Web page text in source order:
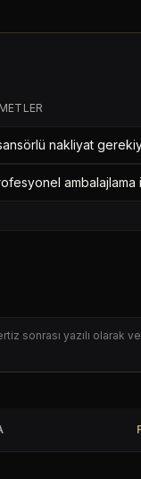
nakliyat
ambalajlama
sonrası yazılı olarak